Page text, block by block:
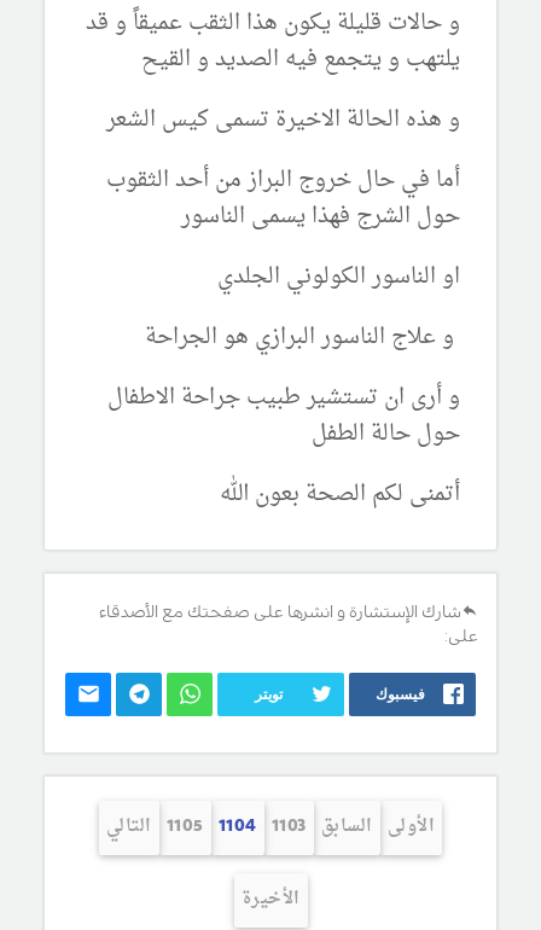
و حالات قليلة يكون هذا الثقب عميقاً و قد
يلتهب و يتجمع فيه الصديد و القيح
و هذه الحالة الاخيرة تسمى كيس الشعر
أما في حال خروج البراز من أحد الثقوب
حول الشرج فهذا يسمى الناسور
او الناسور الكولوني الجلدي
و علاج الناسور البرازي هو الجراحة
و أرى ان تستشير طبيب جراحة الاطفال
حول حالة الطفل
أتمنى لكم الصحة بعون الله
شارك الإستشارة و انشرها على صفحتك مع الأصدقاء
على:
فيسبوك تويتر
الأولى السابق 1103
1104
1105 التالي
الأخيرة